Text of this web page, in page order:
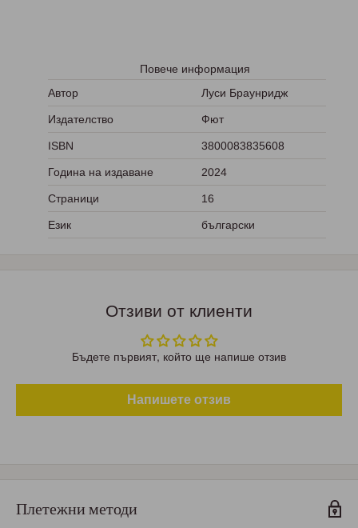
Повече информация
Автор
Луси Браунридж
Издателство Фют
ISBN 3800083835608
Година на издаване 2024
Страници 16
Език български
Отзиви от клиенти
Бъдете първият, който ще напише отзив
Напишете отзив
Плетежни методи